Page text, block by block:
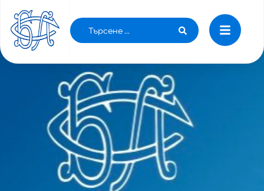
ЗАПОВЕД № РД-01-130/17.03.2020 г. НА
МИНИСТЪРА НА ЗДРАВЕОПАЗВАНЕТО